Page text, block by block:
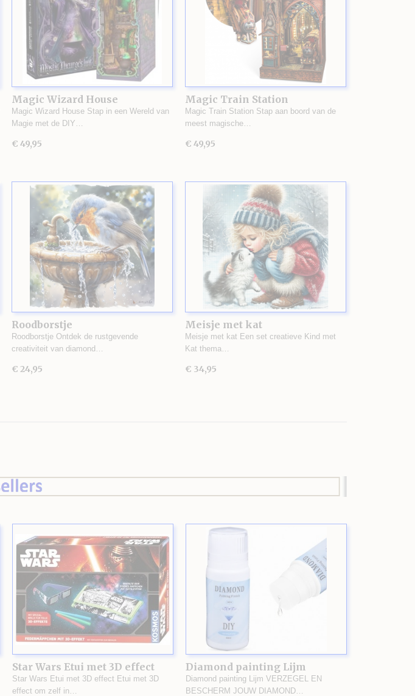
Magic Wizard House
Magic Wizard House Stap in een Wereld van
Magie met de DIY…
€ 49,95
Magic Train Station
Magic Train Station Stap aan boord van de
meest magische…
€ 49,95
Roodborstje
Roodborstje Ontdek de rustgevende
creativiteit van diamond…
€ 24,95
Meisje met kat
Meisje met kat Een set creatieve Kind met
Kat thema…
€ 34,95
Star Wars Etui met 3D effect
Star Wars Etui met 3D effect Etui met 3D
effect om zelf in…
Diamond painting Lijm
Diamond painting Lijm VERZEGEL EN
BESCHERM JOUW DIAMOND…